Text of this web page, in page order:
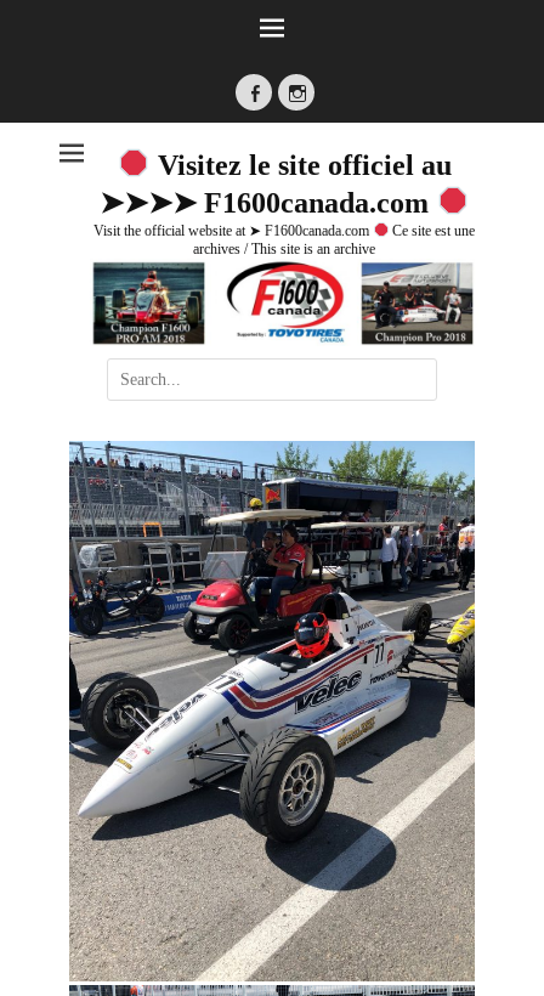
Visitez le site officiel au
➤➤➤➤ F1600canada.com
Visit the official website at ➤ F1600canada.com
Ce site est une
archives / This site is an archive